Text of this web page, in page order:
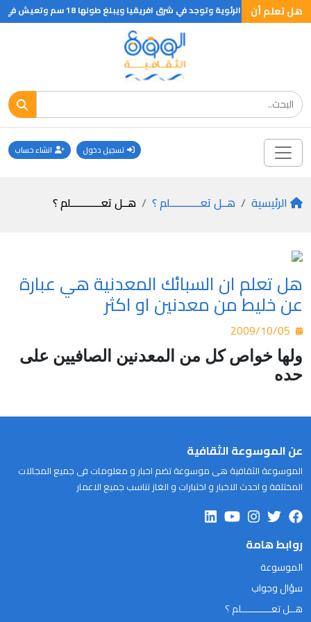
هل تعلم أن
جنوب اسيا وكان يظن انه يتسلق الاشجار ولكنها تخرج من الماء وتسير على الارض مهاجرة من بركة الى اخرى معتمدة على زعانفها
تسجيل دخول انشاء حساب
الرئيسية هــل تعـــــــــــلم ؟ هــل تعـــــــــــلم ؟
هل تعلم ان السبائك المعدنية هي عبارة
عن خليط من معدنين او اكثر
ولها خواص كل من المعدنين الصافيين على
حده
عن الموسوعة الثقافية
الموسوعة الثقافية هى موسوعة تضم اخبار و معلومات فى جميع المجالات
المختلفة و احدث الاخبار و اختبارات و الغاز تناسب جميع الاعمار
روابط هامة
الموسوعة
سؤال وجواب
هــل تعـــــــــــلم ؟